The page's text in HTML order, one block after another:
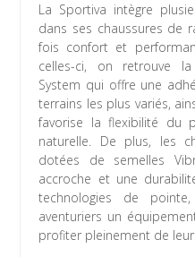
La Sportiva intègre
dans ses chaussures de
fois confort et
celles-ci, on retrouve
System qui offre une
terrains les plus variés,
favorise la flexibilité du
naturelle. De plus, les
dotées de semelles
accroche et une
technologies de
aventuriers un
profiter pleinement de